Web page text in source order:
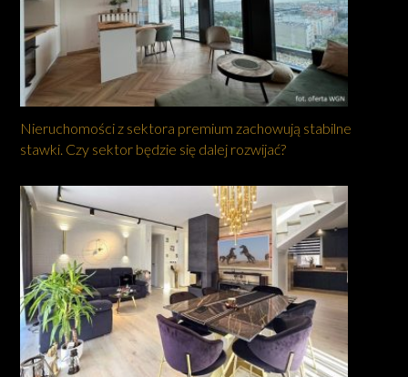
Nieruchomości z sektora premium zachowują stabilne
stawki. Czy sektor będzie się dalej rozwijać?